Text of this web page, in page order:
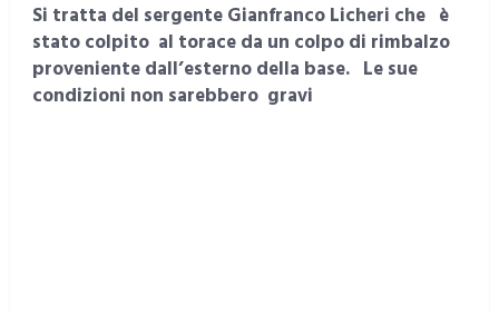
Si tratta del sergente Gianfranco Licheri che è
stato colpito al torace da un colpo di rimbalzo
proveniente dall’esterno della base. Le sue
condizioni non sarebbero gravi